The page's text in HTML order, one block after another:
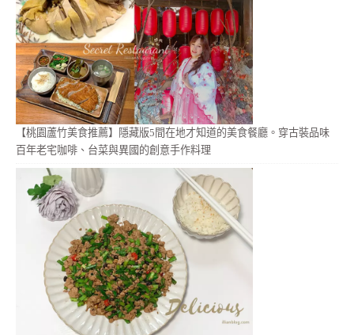
【桃園蘆竹美食推薦】隱藏版5間在地才知道的美食餐廳。穿古裝品味
百年老宅咖啡、台菜與異國的創意手作料理